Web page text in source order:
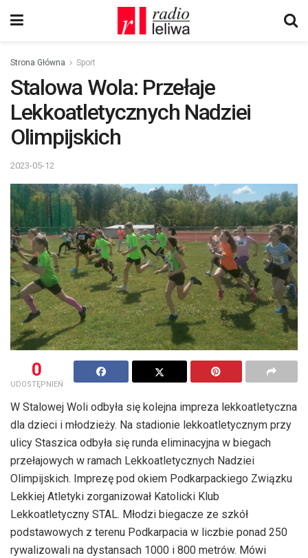
Strona Główna Sport
Stalowa Wola: Przełaje
Lekkoatletycznych Nadziei
Olimpijskich
2023-05-12
0
UDOSTĘPNIEŃ
W Stalowej Woli odbyła się kolejna impreza lekkoatletyczna
dla dzieci i młodzieży. Na stadionie lekkoatletycznym przy
ulicy Staszica odbyła się runda eliminacyjna w biegach
przełajowych w ramach Lekkoatletycznych Nadziei
Olimpijskich. Imprezę pod okiem Podkarpackiego Związku
Lekkiej Atletyki zorganizował Katolicki Klub
Lekkoatletyczny STAL. Młodzi biegacze ze szkół
podstawowych z terenu Podkarpacia w liczbie ponad 250
rywalizowali na dystansach 1000 i 800 metrów. Mówi